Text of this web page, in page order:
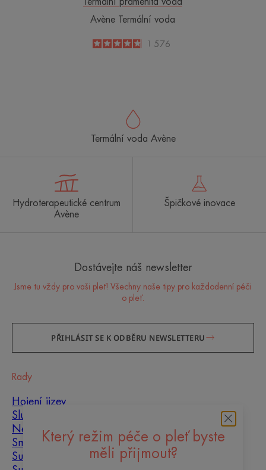
Termální pramenitá voda
Avène Termální voda
4.8
1 576
Který režim péče o pleť byste
měli přijmout?
Termální voda Avène
Hydroterapeutické centrum
Avène
Špičkové inovace
Dostávejte náš newsletter
Jsme tu vždy pro vaši pleť! Všechny naše tipy pro každodenní péči
o pleť.
PŘIHLÁSIT SE K ODBĚRU NEWSLETTERU
Rady
Hojení jizev
Slunce
Nedokonalosti pleti
Smíšená pleť
Suchá pleť